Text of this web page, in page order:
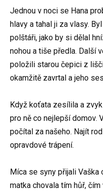
Jednou v noci se Hana
hlavy a tahal ji za vlasy.
polštáři, jako by si dělal
nohou a tiše předla. Další
položili starou čepici z
okamžitě zavrtal a jeho
Když koťata zesílila a
pro ně co nejlepší domov.
počítal za našeho. Najít
opravdové trápení.
Míca se syny přijali Vaška
matka chovala tím hůř,